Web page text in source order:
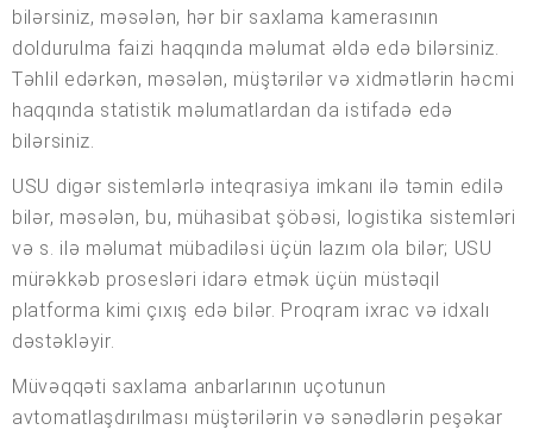
bilərsiniz, məsələn, hər bir saxlama kamerasının
doldurulma faizi haqqında məlumat əldə edə bilərsiniz.
Təhlil edərkən, məsələn, müştərilər və xidmətlərin həcmi
haqqında statistik məlumatlardan da istifadə edə
bilərsiniz.
USU digər sistemlərlə inteqrasiya imkanı ilə təmin edilə
bilər, məsələn, bu, mühasibat şöbəsi, logistika sistemləri
və s. ilə məlumat mübadiləsi üçün lazım ola bilər; USU
mürəkkəb prosesləri idarə etmək üçün müstəqil
platforma kimi çıxış edə bilər. Proqram ixrac və idxalı
dəstəkləyir.
Müvəqqəti saxlama anbarlarının uçotunun
avtomatlaşdırılması müştərilərin və sənədlərin peşəkar